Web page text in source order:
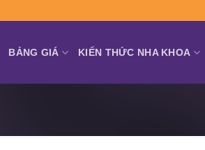
BẢNG GIÁ KIẾN THỨC NHA KHOA